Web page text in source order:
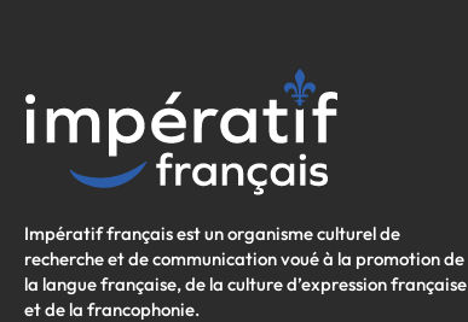
Impératif français est un organisme culturel de
recherche et de communication voué à la promotion de
la langue française, de la culture d’expression française
et de la francophonie.